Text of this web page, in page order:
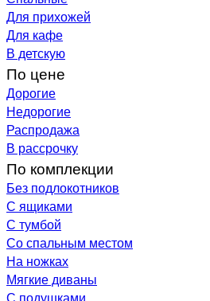
Для прихожей
Для кафе
В детскую
По цене
Дорогие
Недорогие
Распродажа
В рассрочку
По комплекции
Без подлокотников
С ящиками
С тумбой
Со спальным местом
На ножках
Мягкие диваны